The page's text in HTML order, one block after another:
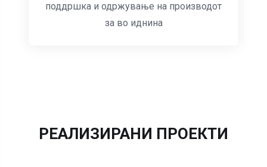
поддршка и одржување на производот
за во иднина
РЕАЛИЗИРАНИ ПРОЕКТИ